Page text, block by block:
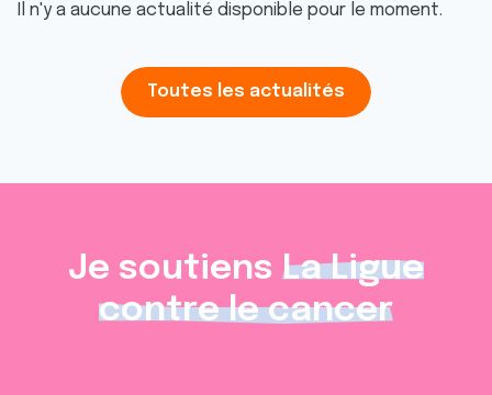
Il n'y a aucune actualité disponible pour le moment.
Toutes les actualités
Je soutiens La Ligue
contre le cancer